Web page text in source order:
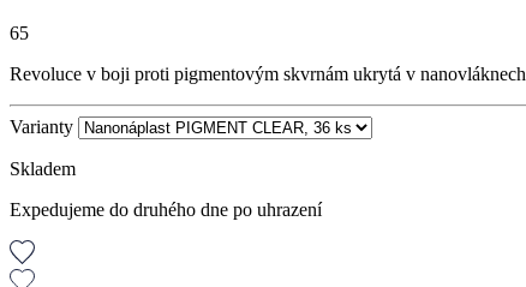
65
Revoluce v boji proti pigmentovým skvrnám ukrytá v nanovláknech
Varianty
Skladem
Expedujeme do druhého dne po uhrazení